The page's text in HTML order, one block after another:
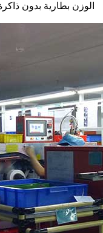
الوزن بطارية بدون